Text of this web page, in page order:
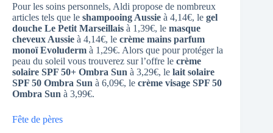
Pour les soins personnels, Aldi propose de nombreux
articles tels que le shampooing Aussie à 4,14€, le gel
douche Le Petit Marseillais à 1,39€, le masque
cheveux Aussie à 4,14€, le crème mains parfum
monoï Evoluderm à 1,29€. Alors que pour protéger la
peau du soleil vous trouverez sur l’offre le crème
solaire SPF 50+ Ombra Sun à 3,29€, le lait solaire
SPF 50 Ombra Sun à 6,09€, le crème visage SPF 50
Ombra Sun à 3,99€.
Fête de pères